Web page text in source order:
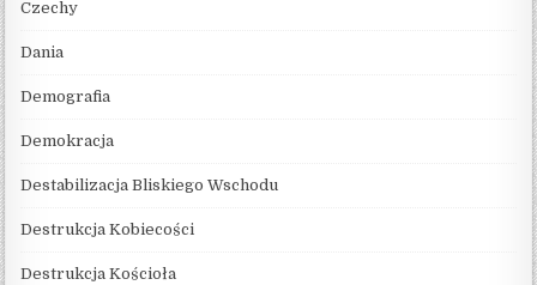
Czechy
Dania
Demografia
Demokracja
Destabilizacja Bliskiego Wschodu
Destrukcja Kobiecości
Destrukcja Kościoła